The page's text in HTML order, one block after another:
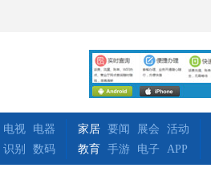
电视
电器
识别 数码
家居 要闻 展会
活动
教育
手游 电子 APP